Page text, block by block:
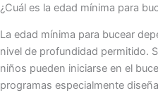
¿Cuál es la edad mínima para
La edad mínima para bucear
nivel de profundidad permitido.
niños pueden iniciarse en el
programas especialmente